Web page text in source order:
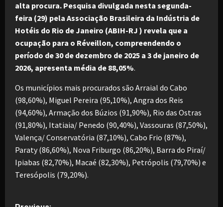
alta procura. Pesquisa divulgada nesta segunda-
feira (29) pela Associação Brasileira da Indústria de
Hotéis do Rio de Janeiro (ABIH-RJ ) revela que a
ocupação para o Réveillon, compreendendo o
período de 30 de dezembro de 2025 a 3 de janeiro de
2026, apresenta média de 88,05%.
Os municípios mais procurados são Arraial do Cabo
(98,60%), Miguel Pereira (95,10%), Angra dos Reis
(94,60%), Armação dos Búzios (91,90%), Rio das Ostras
(91,80%), Itatiaia/ Penedo (90,40%), Vassouras (87,50%),
Valença/ Conservatória (87,10%), Cabo Frio (87%),
Paraty (86,60%), Nova Friburgo (86,20%), Barra do Piraí/
Ipiabas (82,70%), Macaé (82,30%), Petrópolis (79,70%) e
Teresópolis (79,20%).
P